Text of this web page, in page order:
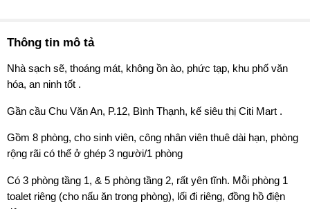
Thông tin mô tả
Nhà sạch sẽ, thoáng mát, không ồn ào, phức tạp, khu phố văn
hóa, an ninh tốt .
Gần cầu Chu Văn An, P.12, Bình Thạnh, kế siêu thị Citi Mart .
Gồm 8 phòng, cho sinh viên, công nhân viên thuê dài hạn, phòng
rộng rãi có thể ở ghép 3 người/1 phòng
Có 3 phòng tầng 1, & 5 phòng tầng 2, rất yên tĩnh. Mỗi phòng 1
toalet riêng (cho nấu ăn trong phòng), lối đi riêng, đồng hồ điện